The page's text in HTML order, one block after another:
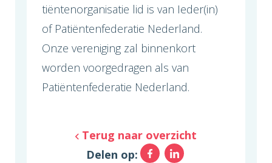
tiëntenorganisatie lid is van Ieder(in)
of Patiëntenfederatie Nederland.
Onze vereniging zal binnenkort
worden voorgedragen als van
Patiëntenfederatie Nederland.
Terug naar overzicht
Delen op:
Facebook
LinkedIn